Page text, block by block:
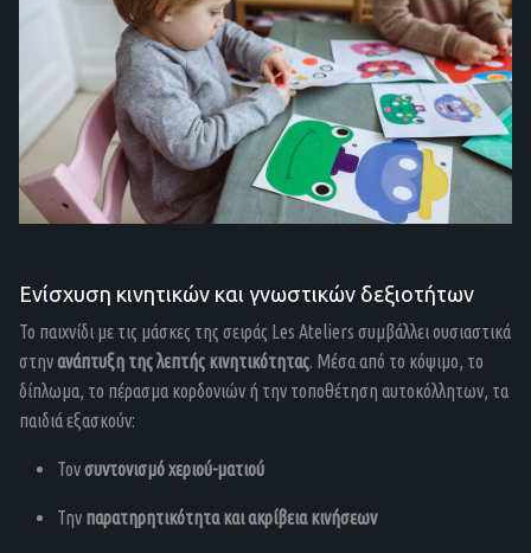
Ενίσχυση κινητικών και γνωστικών δεξιοτήτων
Το παιχνίδι με τις μάσκες της σειράς Les Ateliers συμβάλλει ουσιαστικά
στηνανάπτυξη της λεπτής κινητικότητας. Μέσα από το κόψιμο, το
δίπλωμα, το πέρασμα κορδονιών ή την τοποθέτηση αυτοκόλλητων, τα
παιδιά εξασκούν:
Τονσυντονισμό χεριού-ματιού
Την παρατηρητικότητα και ακρίβεια κινήσεων